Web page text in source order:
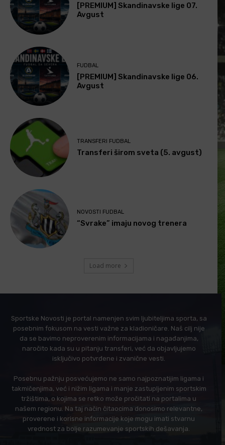
[PREMIUM] Skandinavske lige 07.
Avgust
FUDBAL
[PREMIUM] Skandinavske lige 06.
Avgust
TRANSFERI FUDBAL
Transferi širom sveta (5. avgust)
NOVOSTI FUDBAL
“Svrake” imaju novog trenera
Load more
Sportske Novosti je portal namenjen svim ljubiteljima sporta, sa
posebnim fokusom na vesti važne za kladioničare. Naš cilj nije
da se bavimo neproverenim informacijama i nagađanjima,
naročito kada su u pitanju transferi, već da objavljujemo
isključivo potvrđene i zvanične vesti.
Posebnu pažnju posvećujemo ne samo najpoznatijim ligama i
takmičenjima, već i nižim ligama i manje zastupljenim sportskim
tržištima, o kojima se retko može pročitati na portalima u
našem regionu. Na taj način čitaocima donosimo relevantne,
proverene i korisne informacije koje mogu imati stvarnu
vrednost za bolje razumevanje sportskih dešavanja.